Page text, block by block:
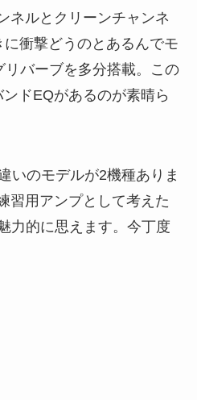
ネルとクリーンチャンネ
衝撃どうのとあるんでモ
リバーブを多分搭載。この
ドEQがあるのが素晴ら
いのモデルが2機種ありま
習用アンプとして考えた
力的に思えます。今丁度